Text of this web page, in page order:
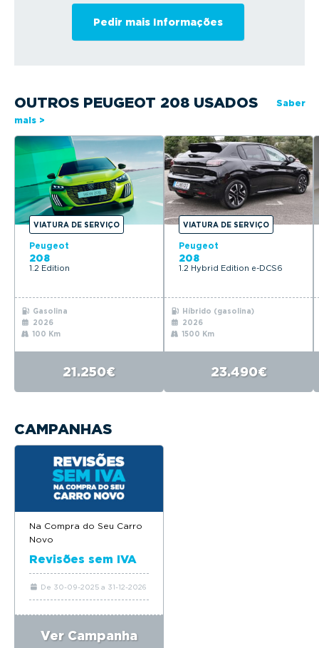
OUTROS PEUGEOT 208 USADOS
Saber
mais >
VIATURA DE SERVIÇO
Peugeot
208
1.2 Edition
Gasolina
2026
100 Km
21.250€
VIATURA DE SERVIÇO
Peugeot
208
1.2 Hybrid Edition e-DCS6
Híbrido (gasolina)
2026
1500 Km
23.490€
CAMPANHAS
Na Compra do Seu Carro
Novo
Revisões sem IVA
De 30-09-2025 a 31-12-2026
Ver Campanha